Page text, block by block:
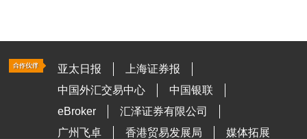
亚太日报
上海证券报
中国外汇交易中心
中国银联
eBroker
汇泽证券有限公司
广州飞卓
香港贸易发展局 媒体拓展